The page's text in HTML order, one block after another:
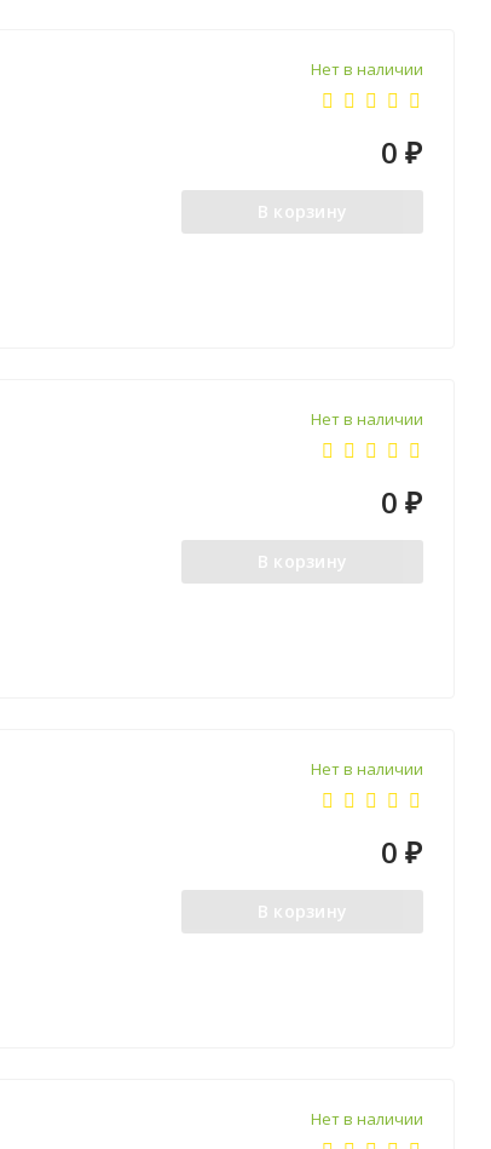
Нет в наличии
0 ₽
В корзину
Нет в наличии
0 ₽
В корзину
Нет в наличии
0 ₽
В корзину
Нет в наличии